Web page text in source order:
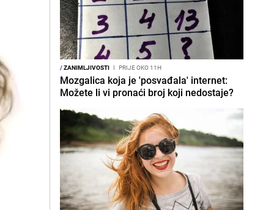
/ZANIMLJIVOSTI I PRIJE OKO 11H
Mozgalica koja je 'posvađala' internet:
Možete li vi pronaći broj koji nedostaje?